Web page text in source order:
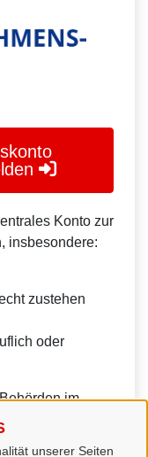
unserer Seiten
Konto zur
insbesondere:
zustehen
oder
im